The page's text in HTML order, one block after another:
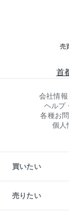
売
首
会社情報
ヘルプ
各種お
個人
買いたい
新築・分譲マンショ
中古マンションの購入
一戸建ての購入
売りたい